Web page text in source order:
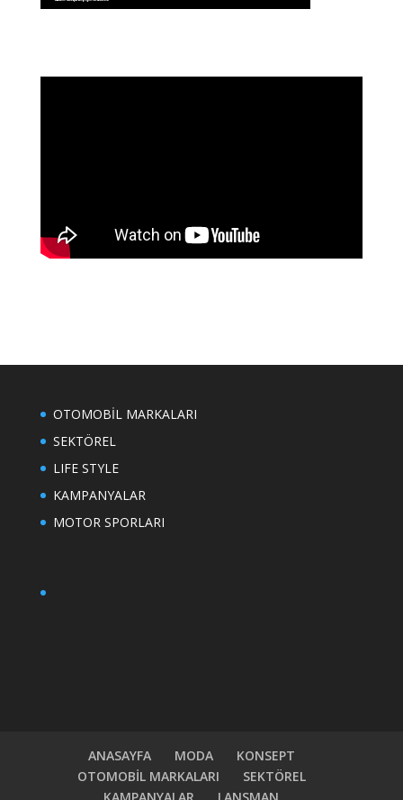
OTOMOBİL MARKALARI
SEKTÖREL
LIFE STYLE
KAMPANYALAR
MOTOR SPORLARI
ANASAYFA MODA
KONSEPT
OTOMOBİL MARKALARI
SEKTÖREL